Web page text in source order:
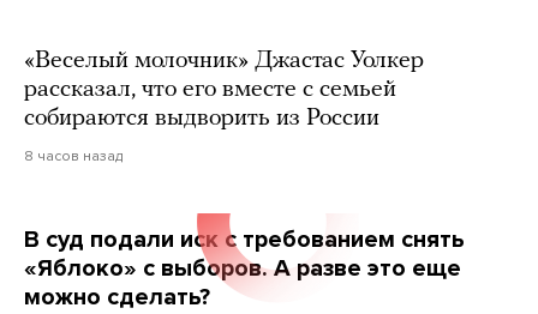
«Веселый молочник» Джастас Уолкер
рассказал, что его вместе с семьей
собираются выдворить из России
8 часов назад
В суд подали иск с требованием снять
«Яблоко» с выборов. А разве это еще
можно сделать?